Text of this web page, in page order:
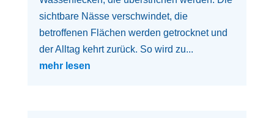
sichtbare Nässe verschwindet, die
betroffenen Flächen werden getrocknet und
der Alltag kehrt zurück. So wird zu...
mehr lesen